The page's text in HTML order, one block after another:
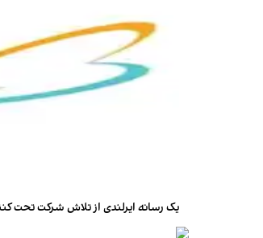
یک رسانه ایرلندی از تلاش شرکت تحت